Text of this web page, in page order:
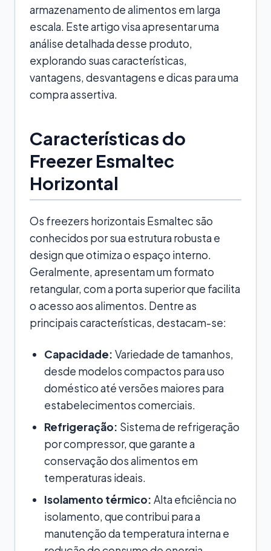
armazenamento de alimentos em larga
escala. Este artigo visa apresentar uma
análise detalhada desse produto,
explorando suas características,
vantagens, desvantagens e dicas para uma
compra assertiva.
Características do
Freezer Esmaltec
Horizontal
Os freezers horizontais Esmaltec são
conhecidos por sua estrutura robusta e
design que otimiza o espaço interno.
Geralmente, apresentam um formato
retangular, com a porta superior que facilita
o acesso aos alimentos. Dentre as
principais características, destacam-se:
Capacidade: Variedade de tamanhos,
desde modelos compactos para uso
doméstico até versões maiores para
estabelecimentos comerciais.
Refrigeração: Sistema de refrigeração
por compressor, que garante a
conservação dos alimentos em
temperaturas ideais.
Isolamento térmico: Alta eficiência no
isolamento, que contribui para a
manutenção da temperatura interna e